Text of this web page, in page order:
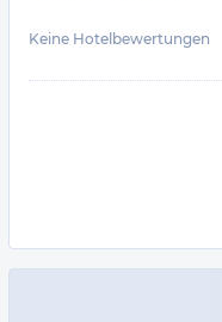
Keine Hotelbewertungen